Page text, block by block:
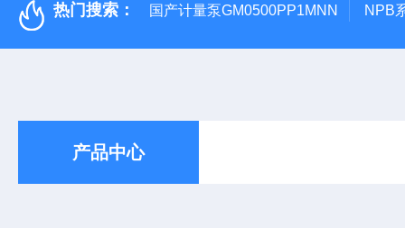
热门搜索： 国产计量泵GM0500PP1MNN NPB
产品中心